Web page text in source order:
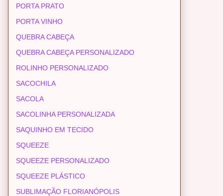
PORTA PRATO
PORTA VINHO
QUEBRA CABEÇA
QUEBRA CABEÇA PERSONALIZADO
ROLINHO PERSONALIZADO
SACOCHILA
SACOLA
SACOLINHA PERSONALIZADA
SAQUINHO EM TECIDO
SQUEEZE
SQUEEZE PERSONALIZADO
SQUEEZE PLÁSTICO
SUBLIMAÇÃO FLORIANÓPOLIS